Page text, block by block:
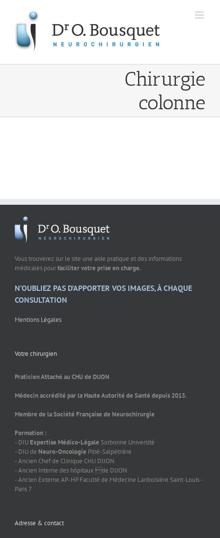
contenu
Chirurgie
colonne
Vous trouverez sur le site une aide pratique et des informations
médicales pourfaciliter votre prise en charge.
N’OUBLIEZ PAS D’APPORTER VOS IMAGES, À CHAQUE
CONSULTATION
Mentions Légales
Votre chirurgien
Praticien Attaché au CHU de DIJON
Médecin accrédité par la Haute Autorité de Santé depuis 2013.
Membre de la Société Française de Neurochirurgie
Formation :
- DIU Expertise Médico-Légale Sorbonne Université
- DIU de Neuro-Oncologie Pitié-Salpétrière
- Ancien Chef de Clinique CHU DIJON
- Ancien Interne des hôpitaux de DIJON
- Ancien Externe AP-HP Faculté de Médecine Lariboisière Saint-Louis -
Paris 7
Adresse & contact